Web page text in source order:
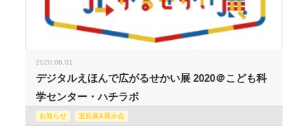
2020.06.01
デジタルえほんで広がるせかい展 2020＠こども科
学センター・ハチラボ
お知らせ 巡回展&展示会